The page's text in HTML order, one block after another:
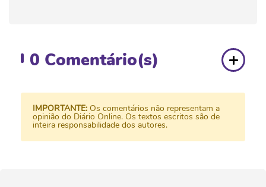
0 Comentário(s)
IMPORTANTE: Os comentários não representam a
opinião do Diário Online. Os textos escritos são de
inteira responsabilidade dos autores.